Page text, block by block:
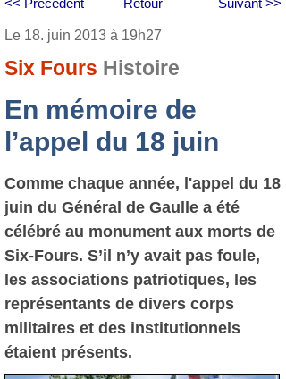
Retour
<< Précédent Suivant >>
Le 18. juin 2013 à 19h27
Six Fours Histoire
En mémoire de
l’appel du 18 juin
Comme chaque année, l'appel du 18
juin du Général de Gaulle a été
célébré au monument aux morts de
Six-Fours. S’il n’y avait pas foule,
les associations patriotiques, les
représentants de divers corps
militaires et des institutionnels
étaient présents.